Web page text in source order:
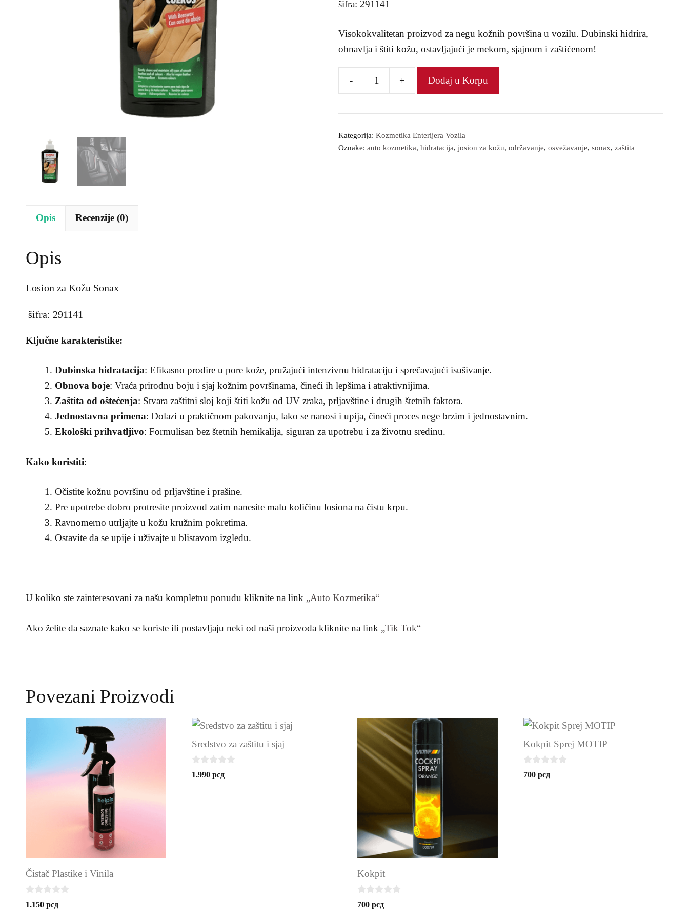
šifra: 291141
Visokokvalitetan proizvod za negu kožnih površina u vozilu. Dubinski hidrira,
obnavlja i štiti kožu, ostavljajući je mekom, sjajnom i zaštićenom!
-
SONAX
количина
+ Dodaj u Korpu
Kategorija: Kozmetika Enterijera Vozila
Oznake: auto kozmetika, hidratacija, josion za kožu, održavanje, osvežavanje, sonax, zaštita
Opis Recenzije (0)
Opis
Losion za Kožu Sonax
šifra: 291141
Ključne karakteristike:
Dubinska hidratacija: Efikasno prodire u pore kože, pružajući intenzivnu hidrataciju i sprečavajući isušivanje.
Obnova boje: Vraća prirodnu boju i sjaj kožnim površinama, čineći ih lepšima i atraktivnijima.
Zaštita od oštećenja: Stvara zaštitni sloj koji štiti kožu od UV zraka, prljavštine i drugih štetnih faktora.
Jednostavna primena: Dolazi u praktičnom pakovanju, lako se nanosi i upija, čineći proces nege brzim i jednostavnim.
Ekološki prihvatljivo: Formulisan bez štetnih hemikalija, siguran za upotrebu i za životnu sredinu.
Kako koristiti:
Očistite kožnu površinu od prljavštine i prašine.
Pre upotrebe dobro protresite proizvod zatim nanesite malu količinu losiona na čistu krpu.
Ravnomerno utrljajte u kožu kružnim pokretima.
Ostavite da se upije i uživajte u blistavom izgledu.
U koliko ste zainteresovani za našu kompletnu ponudu kliknite na link „Auto Kozmetika“
Ako želite da saznate kako se koriste ili postavljaju neki od naši proizvoda kliknite na link „Tik Tok“
Povezani Proizvodi
Čistač Plastike i Vinila
0
o
1.150 рсд
Sredstvo za zaštitu i sjaj
0
o
1.990 рсд
Kokpit
0
o
700 рсд
Kokpit Sprej MOTIP
0
o
700 рсд